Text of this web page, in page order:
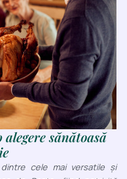
alegere sănătoasă
cele mai versatile și